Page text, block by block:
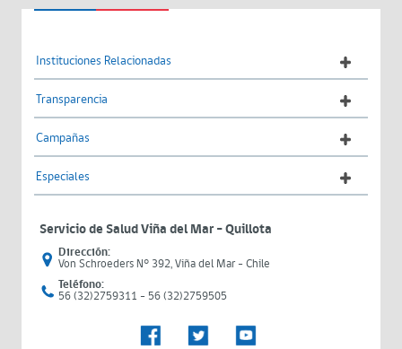
Instituciones Relacionadas
Transparencia
Campañas
Especiales
Servicio de Salud Viña del Mar – Quillota
Dirección:
Von Schroeders N° 392, Viña del Mar - Chile
Teléfono:
56 (32)2759311 - 56 (32)2759505